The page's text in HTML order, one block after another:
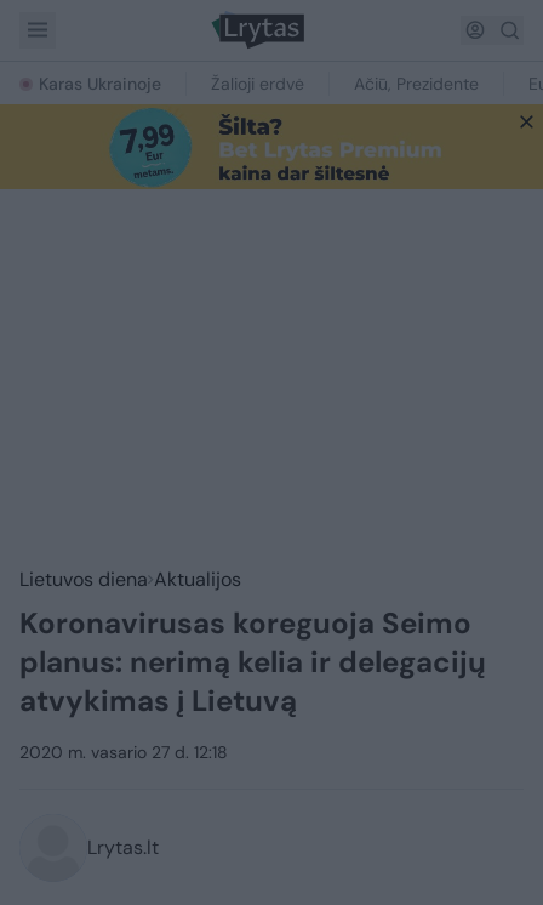
Karas Ukrainoje Žalioji erdvė Ačiū, Prezidente
Lietuvos diena Aktualijos
Koronavirusas koreguoja Seimo
planus: nerimą kelia ir delegacijų
atvykimas į Lietuvą
2020 m. vasario 27 d. 12:18
Lrytas.lt